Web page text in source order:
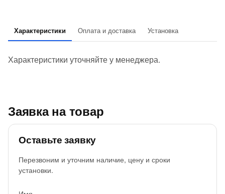
Характеристики Оплата и доставка Установка
Характеристики уточняйте у менеджера.
Заявка на товар
Оставьте заявку
Перезвоним и уточним наличие, цену и сроки
установки.